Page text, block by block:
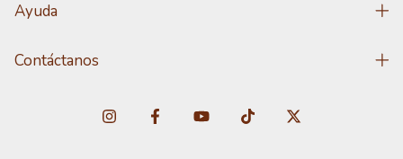
Ayuda
Contáctanos